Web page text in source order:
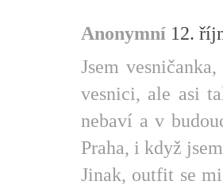
Anonymní 12.
Jsem
vesnici, ale asi
nebaví a v
Praha, i když
Jinak, outfit se